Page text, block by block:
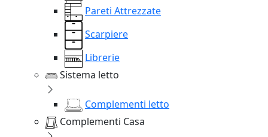
Pareti Attrezzate
Scarpiere
Librerie
Sistema letto
Complementi letto
Complementi Casa